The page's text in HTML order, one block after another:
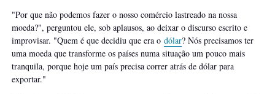
"Por que não podemos fazer o nosso comércio lastreado na nossa
moeda?", perguntou ele, sob aplausos, ao deixar o discurso escrito e
improvisar. "Quem é que decidiu que era o dólar? Nós precisamos ter
uma moeda que transforme os países numa situação um pouco mais
tranquila, porque hoje um país precisa correr atrás de dólar para
exportar."